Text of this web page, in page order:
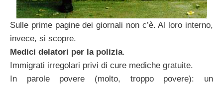
Sulle prime pagine dei giornali non c’è. Al loro interno,
invece, si scopre.
Medici delatori per la polizia.
Immigrati irregolari privi di cure mediche gratuite.
In parole povere (molto, troppo povere): un